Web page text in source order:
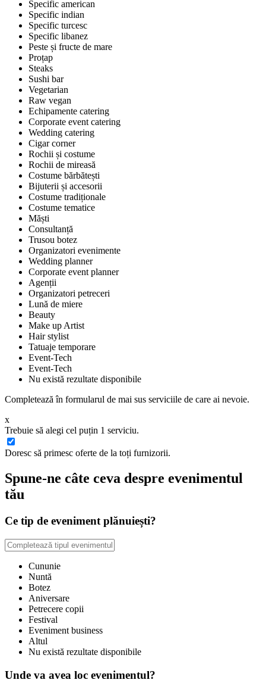
Specific american
Specific indian
Specific turcesc
Specific libanez
Peste și fructe de mare
Proțap
Steaks
Sushi bar
Vegetarian
Raw vegan
Echipamente catering
Corporate event catering
Wedding catering
Cigar corner
Rochii și costume
Rochii de mireasă
Costume bărbătești
Bijuterii și accesorii
Costume tradiționale
Costume tematice
Măști
Consultanță
Trusou botez
Organizatori evenimente
Wedding planner
Corporate event planner
Agenții
Organizatori petreceri
Lună de miere
Beauty
Make up Artist
Hair stylist
Tatuaje temporare
Event-Tech
Event-Tech
Nu există rezultate disponibile
Completează în formularul de mai sus serviciile de care ai nevoie.
x
Trebuie să alegi cel puțin 1 serviciu.
Doresc să primesc oferte de la toți furnizorii.
Spune-ne câte ceva despre evenimentul
tău
Ce tip de eveniment plănuiești?
Cununie
Nuntă
Botez
Aniversare
Petrecere copii
Festival
Eveniment business
Altul
Nu există rezultate disponibile
Unde va avea loc evenimentul?